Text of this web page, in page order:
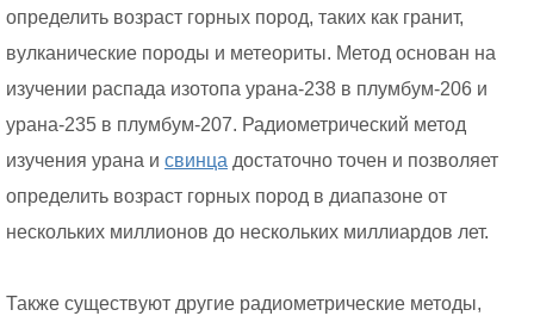
определить возраст горных пород, таких как гранит,
вулканические породы и метеориты. Метод основан на
изучении распада изотопа урана-238 в плумбум-206 и
урана-235 в плумбум-207. Радиометрический метод
изучения урана и свинца достаточно точен и позволяет
определить возраст горных пород в диапазоне от
нескольких миллионов до нескольких миллиардов лет.
Также существуют другие радиометрические методы,